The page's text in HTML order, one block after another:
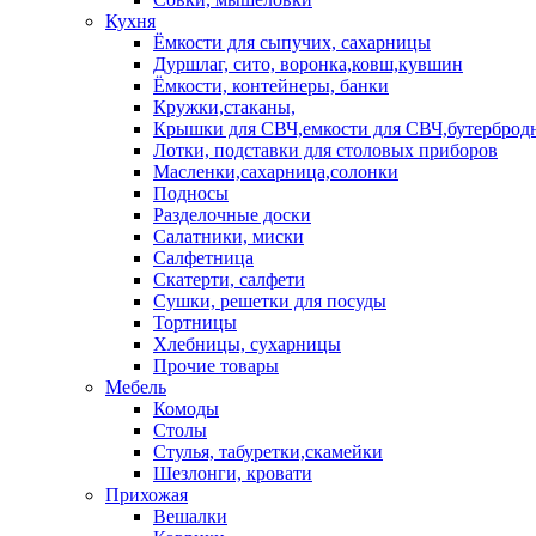
Кухня
Ёмкости для сыпучих, сахарницы
Дуршлаг, сито, воронка,ковш,кувшин
Ёмкости, контейнеры, банки
Кружки,стаканы,
Крышки для СВЧ,емкости для
Лотки, подставки для столовых приборов
Масленки,сахарница,солонки
Подносы
Разделочные доски
Салатники, миски
Салфетница
Скатерти, салфети
Сушки, решетки для посуды
Тортницы
Хлебницы, сухарницы
Прочие товары
Мебель
Комоды
Столы
Стулья, табуретки,скамейки
Шезлонги, кровати
Прихожая
Вешалки